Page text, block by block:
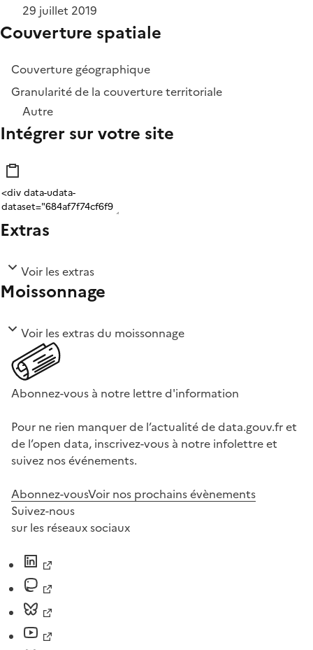
29 juillet 2019
Couverture spatiale
Couverture géographique
Granularité de la couverture territoriale
Autre
Intégrer sur votre site
Extras
Voir les extras
Moissonnage
Voir les extras du moissonnage
Abonnez-vous à notre lettre d'information
Pour ne rien manquer de l’actualité de data.gouv.fr et
de l’open data, inscrivez-vous à notre infolettre et
suivez nos événements.
Abonnez-vousVoir nos prochains évènements
Suivez-nous
sur les réseaux sociaux